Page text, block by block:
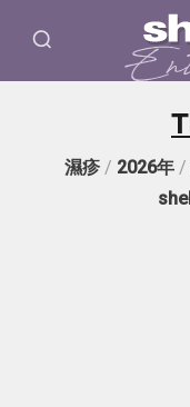
濕疹 / 2026年 /